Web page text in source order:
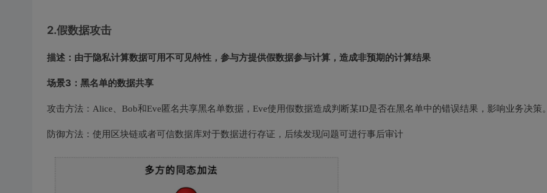
2.假数据攻击
描述：由于隐私计算数据可用不可见特性，参与方提供假数据参与计算，造成非预期的计算结果
场景3：黑名单的数据共享
攻击方法：Alice、Bob和Eve匿名共享黑名单数据，Eve使用假数据造成判断某ID是否在黑名单中的错误结果，影响业务决策。
防御方法：使用区块链或者可信数据库对于数据进行存证，后续发现问题可进行事后审计